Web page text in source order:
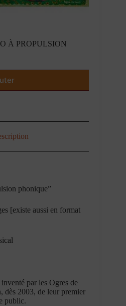
À PROPULSION
phonique”
[existe aussi en format
par les Ogres de
dès 2003, de leur premier
public.